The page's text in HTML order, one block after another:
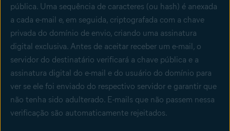
pública. Uma sequência de caracteres (ou hash) é anexada
a cada e-mail e, em seguida, criptografada com a chave
privada do domínio de envio, criando uma assinatura
digital exclusiva. Antes de aceitar receber um e-mail, o
servidor do destinatário verificará a chave pública e a
assinatura digital do e-mail e do usuário do domínio para
ver se ele foi enviado do respectivo servidor e garantir que
não tenha sido adulterado. E-mails que não passem nessa
verificação são automaticamente rejeitados.